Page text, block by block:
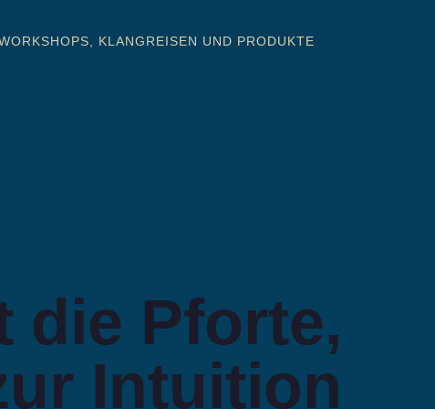
KLANGREISEN UND PRODUKTE
die Pforte,
Intuition